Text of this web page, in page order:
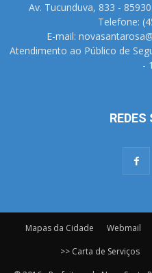
Av. Tucunduva, 833 -
Telefone:
E-mail:
Atendimento ao Público de
-
REDES
Mapas da Cidade Webmail
>> Carta de Serviços